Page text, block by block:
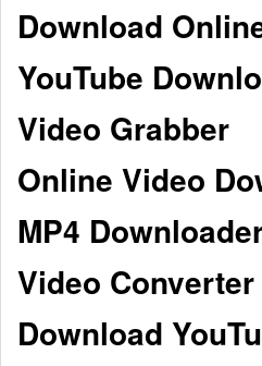
Download
YouTube
Video Grabber
Online Video
MP4
Video Converter
Download